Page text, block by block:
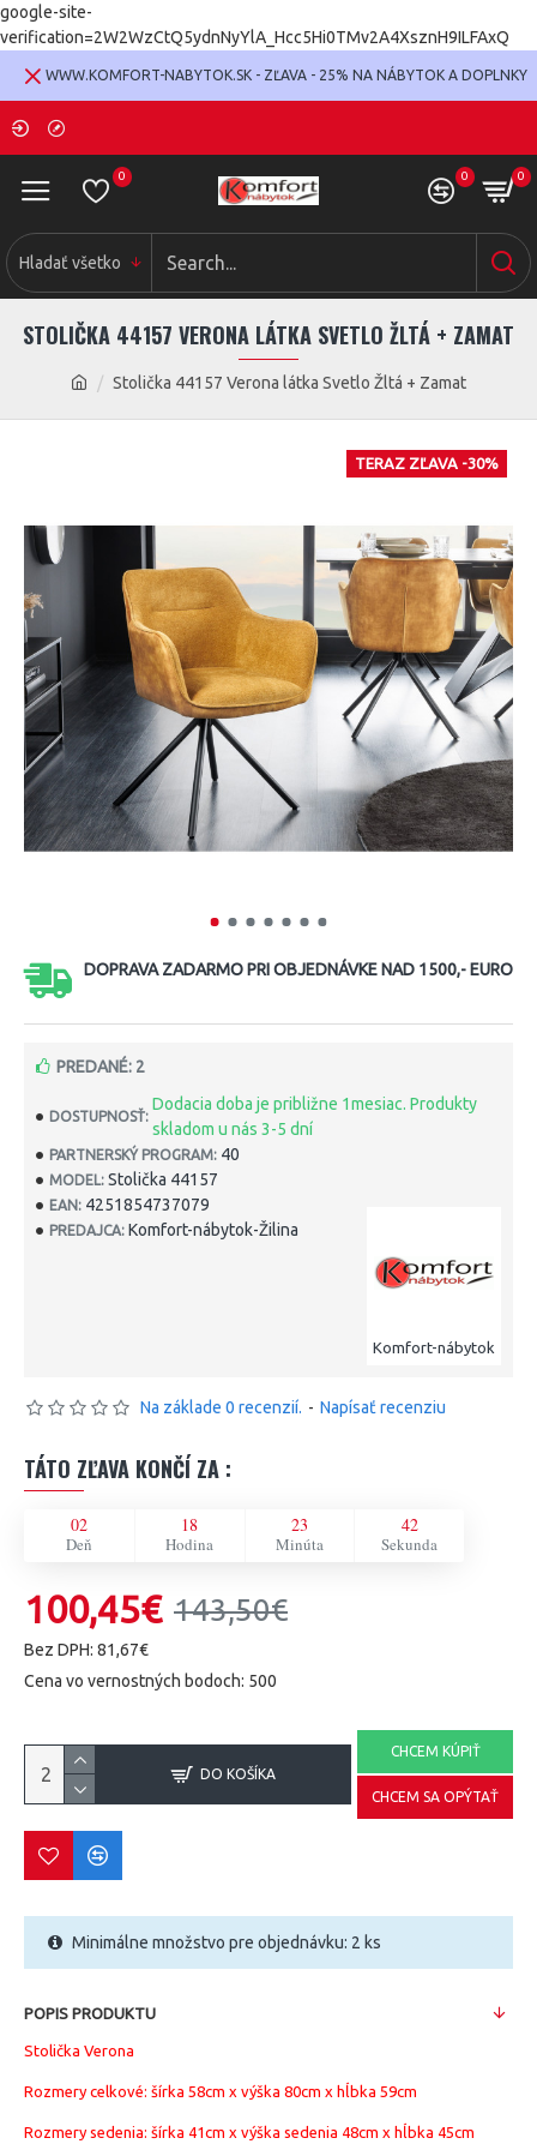
google-site-
verification=2W2WzCtQ5ydnNyYlA_Hcc5Hi0TMv2A4XsznH9ILFAxQ
WWW.KOMFORT-NABYTOK.SK - ZĽAVA - 25% NA NÁBYTOK A DOPLNKY
0 0 0
Hladať všetko
Stolička 44157 Verona látka Svetlo Žltá + Zamat
STOLIČKA 44157 VERONA LÁTKA SVETLO ŽLTÁ + ZAMAT
TERAZ ZĽAVA -30%
DOPRAVA ZADARMO PRI OBJEDNÁVKE NAD 1500,- EURO
DOSTUPNOSŤ:
Dodacia doba je približne 1mesiac. Produkty
skladom u nás 3-5 dní
PARTNERSKÝ PROGRAM: 40
MODEL: Stolička 44157
EAN: 4251854737079
PREDAJCA: Komfort-nábytok-Žilina
Komfort-nábytok
PREDANÉ: 2
Na základe 0 recenzií. - Napísať recenziu
TÁTO ZĽAVA KONČÍ ZA :
02
Deň
18
Hodina
23
Minúta
42
Sekunda
100,45€ 143,50€
Bez DPH: 81,67€
Cena vo vernostných bodoch: 500
DO KOŠÍKA
CHCEM KÚPIŤ
CHCEM SA OPÝTAŤ
Minimálne množstvo pre objednávku: 2 ks
POPIS PRODUKTU
Stolička Verona
Rozmery celkové: šírka 58cm x výška 80cm x hĺbka 59cm
Rozmery sedenia: šírka 41cm x výška sedenia 48cm x hĺbka 45cm